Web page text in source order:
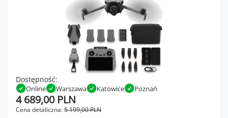
Dostępność:
Online Warszawa Katowice Poznań
Cena detaliczna:5 199,00 PLN
4 689,00 PLN